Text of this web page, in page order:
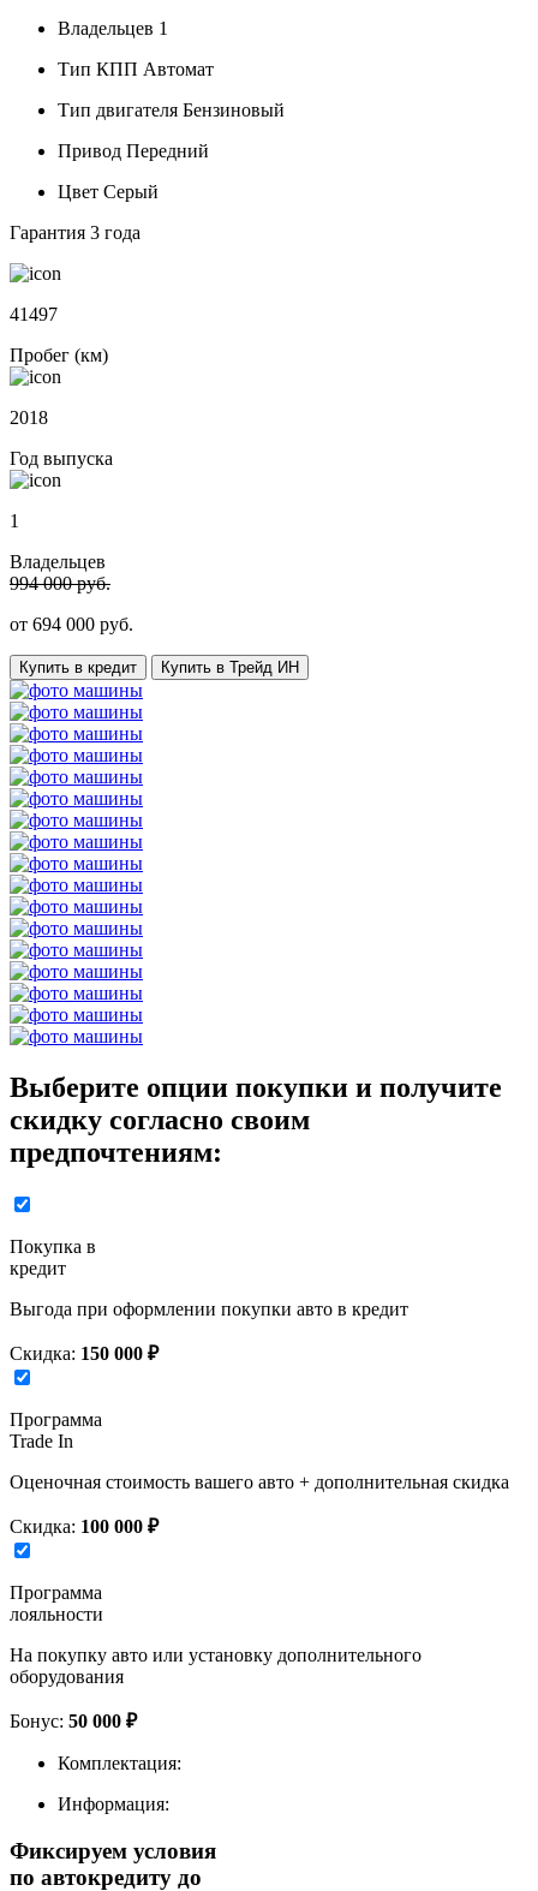
Владельцев 1
Тип КПП Автомат
Тип двигателя Бензиновый
Привод Передний
Цвет Серый
Гарантия 3 года
41497
Пробег (км)
2018
Год выпуска
1
Владельцев
994 000 руб.
от 694 000 руб.
Купить в кредит Купить в Трейд ИН
Выберите опции покупки и получите
скидку согласно своим
предпочтениям:
Покупка в
кредит
Выгода при оформлении покупки авто в кредит
Скидка: 150 000 ₽
Программа
Trade In
Оценочная стоимость вашего авто + дополнительная скидка
Скидка: 100 000 ₽
Программа
лояльности
На покупку авто или установку дополнительного
оборудования
Бонус: 50 000 ₽
Комплектация:
Информация:
Фиксируем условия
по автокредиту до